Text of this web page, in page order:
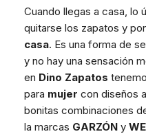
Cuando llegas a casa, lo
quitarse los zapatos y
casa. Es una forma de
y no hay una sensación
en Dino Zapatos
para mujer con diseños
bonitas combinaciones
la marcas GARZÓN y